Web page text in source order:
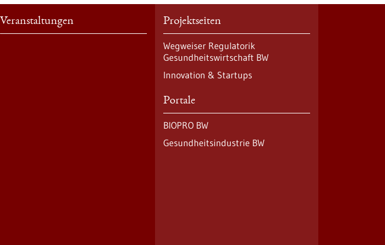
Veranstaltungen Projektseiten
Wegweiser Regulatorik
Gesundheitswirtschaft BW
Innovation & Startups
Portale
BIOPRO BW
Gesundheitsindustrie BW